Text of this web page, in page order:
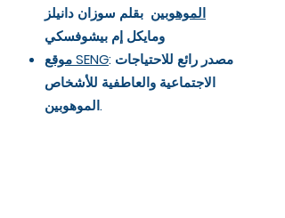
الموهوبين بقلم سوزان دانيلز
ومايكل إم بيشوفسكي
موقع SENG: مصدر رائع للاحتياجات
الاجتماعية والعاطفية للأشخاص
الموهوبين.